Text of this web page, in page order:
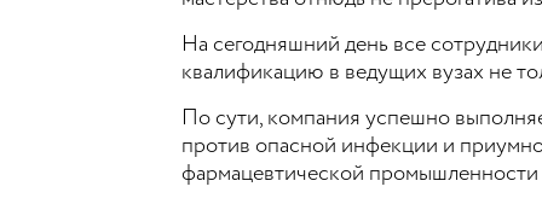
На сегодняшний день все
квалификацию в ведущих вузах не
По сути, компания успешно
против опасной инфекции и
фармацевтической промышленности